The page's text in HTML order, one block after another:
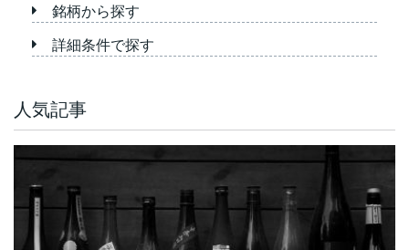
銘柄から探す
詳細条件で探す
人気記事